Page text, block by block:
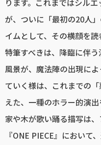
が、ついに「最初の20人
イムとして、その横顔を読
特筆すべきは、降臨に伴
風景が、魔法陣の出現に
ていく様は、これまでの
えた、一種のホラー的演
家や木が歌い踊る描写は
『ONE PIECE』において